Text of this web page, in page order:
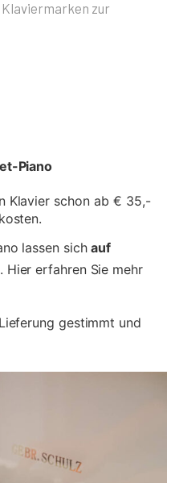
zur
Piano
Klavier schon ab € 35,-
lassen sich auf
. Hier erfahren Sie mehr
gestimmt und